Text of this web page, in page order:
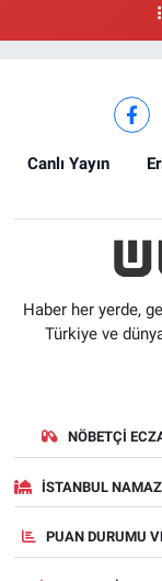
Canlı Yayın
Haber her yerde,
Türkiye ve
NÖBETÇI
İSTANBUL
PUAN DURUMU